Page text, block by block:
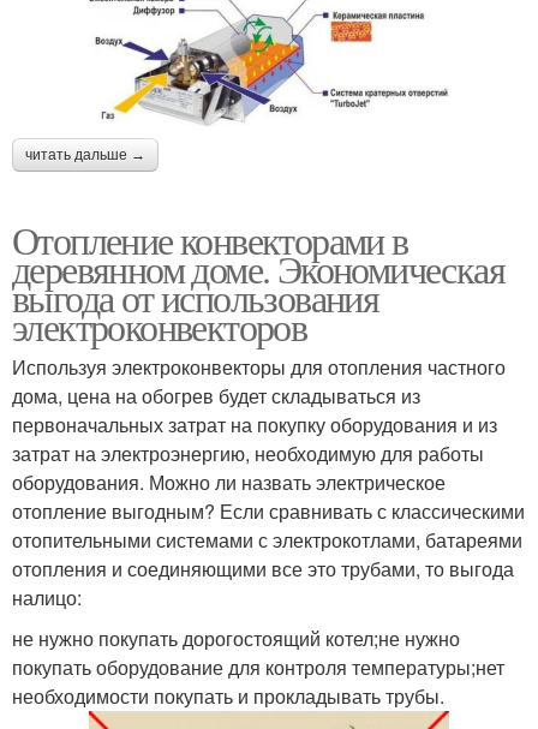
читать дальше →
Отопление конвекторами в
деревянном доме. Экономическая
выгода от использования
электроконвекторов
Используя электроконвекторы для отопления частного
дома, цена на обогрев будет складываться из
первоначальных затрат на покупку оборудования и из
затрат на электроэнергию, необходимую для работы
оборудования. Можно ли назвать электрическое
отопление выгодным? Если сравнивать с классическими
отопительными системами с электрокотлами, батареями
отопления и соединяющими все это трубами, то выгода
налицо:
не нужно покупать дорогостоящий котел;не нужно
покупать оборудование для контроля температуры;нет
необходимости покупать и прокладывать трубы.